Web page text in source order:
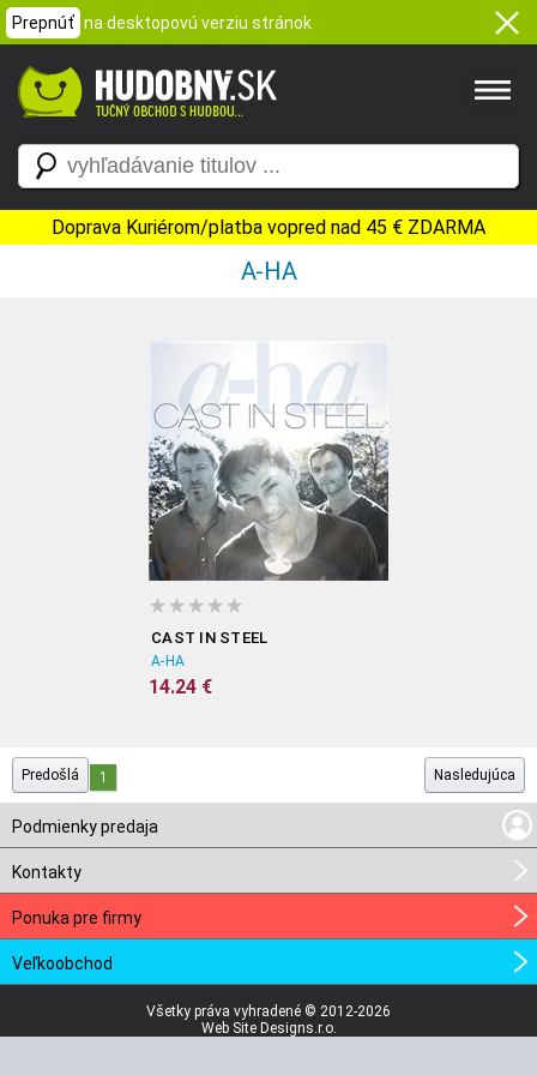
Prepnúť na desktopovú verziu stránok
Doprava Kuriérom/platba vopred nad 45 € ZDARMA
A-HA
CAST IN STEEL
A-HA
14.24 €
Predošlá 1 Nasledujúca
Podmienky predaja
Kontakty
Ponuka pre firmy
Veľkoobchod
Všetky práva vyhradené © 2012-2026
Web Site Designs.r.o.